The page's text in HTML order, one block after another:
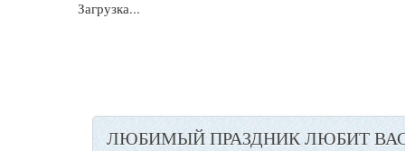
Загрузка...
ЛЮБИМЫЙ ПРАЗДНИК ЛЮБИТ